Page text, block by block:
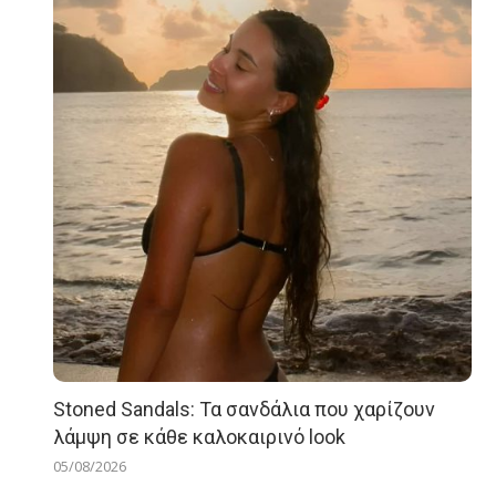
Stoned Sandals: Τα σανδάλια που χαρίζουν
λάμψη σε κάθε καλοκαιρινό look
05/08/2026